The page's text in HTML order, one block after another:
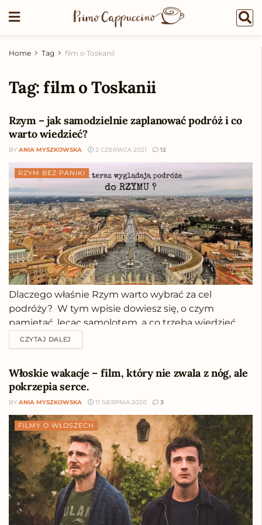
Home Tag film o Toskanii
Tag:film o Toskanii
Rzym – jak samodzielnie zaplanować podróż i co
warto wiedzieć?
BY ANIA MYSZKOWSKA 2 CZERWCA 2021 12
RZYM BEZ PANIKI
Dlaczego właśnie Rzym warto wybrać za cel
podróży? W tym wpisie dowiesz się, o czym
pamiętać, lecąc samolotem, a co trzeba wiedzieć,
jadąc samochodem? Poznasz aktualne zasady
zwiedzania, loty do Rzymu i wiele innych
spacer. Taki, na który sama chciałabym się wybrać
kilkanaście lat temu, gdy po raz pierwszy
odwiedziłam to miasto. Rzym. Forum
RomanumZamiast zamieszkać w hotelu,
wynajęłabym ...
CZYTAJ DALEJ
Włoskie wakacje – film, który nie zwala z nóg, ale
pokrzepia serce.
BY ANIA MYSZKOWSKA 11 SIERPNIA 2020 3
FILMY O WŁOSZECH